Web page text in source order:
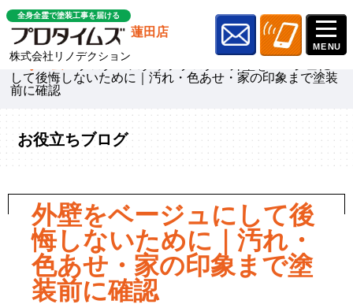
全身全霊で塗装工事を届ける
蓮田店
株式会社リノデクション
ホーム » ブログ»
して後悔しないために｜汚れ・色あせ・家の印象まで塗装
前に確認
お役立ちブログ
外壁をベージュにして後
悔しないために｜汚れ・
色あせ・家の印象まで塗
装前に確認